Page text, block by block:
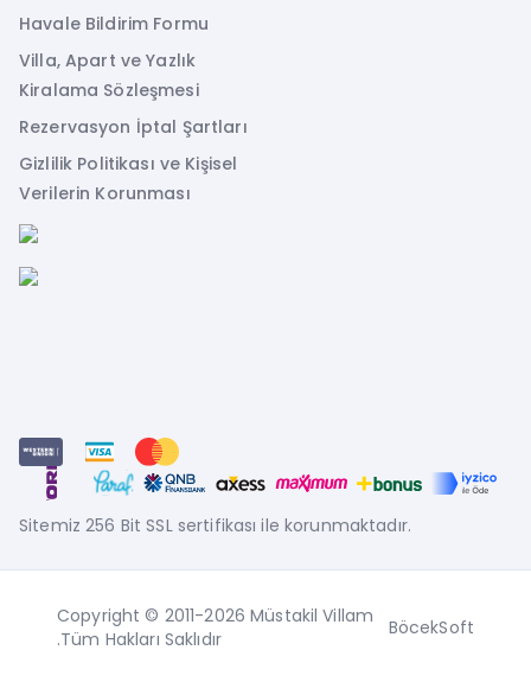
Havale Bildirim Formu
Villa, Apart ve Yazlık
Kiralama Sözleşmesi
Rezervasyon İptal Şartları
Gizlilik Politikası ve Kişisel
Verilerin Korunması
Sitemiz 256 Bit SSL sertifikası ile korunmaktadır.
Copyright © 2011-2026 Müstakil Villam
.Tüm Hakları Saklıdır
BöcekSoft